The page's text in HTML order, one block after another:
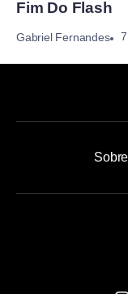
Fim Do Flash
Gabriel Fernandes
Sobre